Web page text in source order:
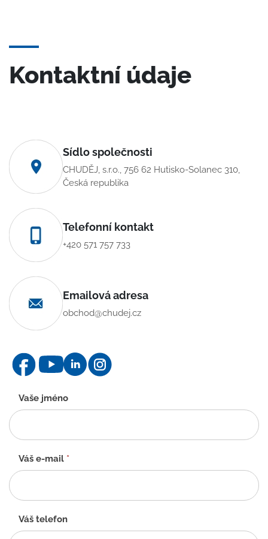
Kontaktní údaje
Sídlo společnosti
CHUDĚJ, s.r.o., 756 62 Hutisko-Solanec 310,
Česká republika
Telefonní kontakt
+420 571 757 733
Emailová adresa
obchod@chudej.cz
Kontaktní
formulář
-
CZ
Vaše jméno
Váš e-mail *
Váš telefon